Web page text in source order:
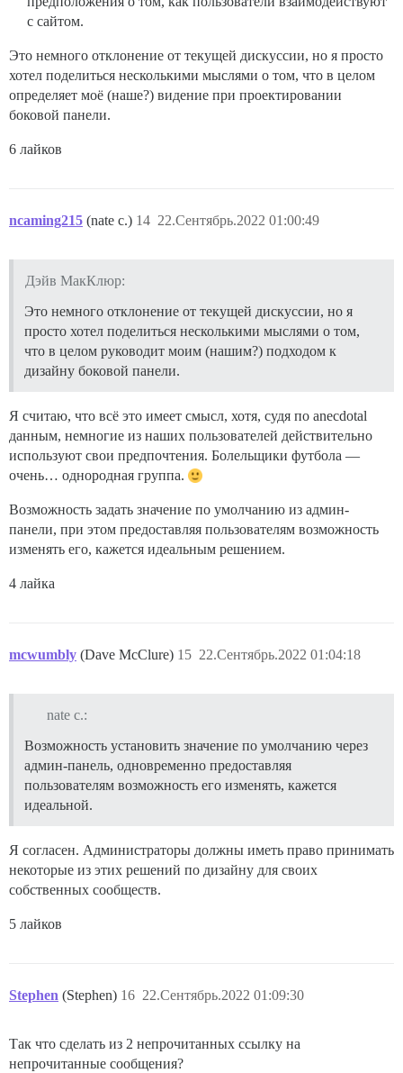
с сайтом.
Это немного отклонение от текущей дискуссии, но я просто
хотел поделиться несколькими мыслями о том, что в целом
определяет моё (наше?) видение при проектировании
боковой панели.
6 лайков
ncaming215 (nate c.) 22.Сентябрь.2022 01:00:49
14
Дэйв МакКлюр:
Это немного отклонение от текущей дискуссии, но я
просто хотел поделиться несколькими мыслями о том,
что в целом руководит моим (нашим?) подходом к
дизайну боковой панели.
Я считаю, что всё это имеет смысл, хотя, судя по anecdotal
данным, немногие из наших пользователей действительно
используют свои предпочтения. Болельщики футбола —
очень… однородная группа.
Возможность задать значение по умолчанию из админ-
панели, при этом предоставляя пользователям возможность
изменять его, кажется идеальным решением.
4 лайка
mcwumbly (Dave McClure) 22.Сентябрь.2022 01:04:18
15
nate c.:
Возможность установить значение по умолчанию через
админ-панель, одновременно предоставляя
пользователям возможность его изменять, кажется
идеальной.
Я согласен. Администраторы должны иметь право принимать
некоторые из этих решений по дизайну для своих
собственных сообществ.
5 лайков
Stephen (Stephen) 22.Сентябрь.2022 01:09:30
16
Так что сделать из 2 непрочитанных ссылку на
непрочитанные сообщения?